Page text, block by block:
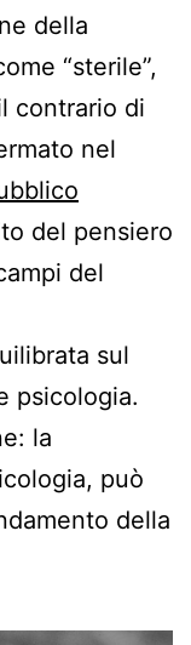
della
“sterile”,
contrario di
nel
del pensiero
del
sul
psicologia.
la
può
della